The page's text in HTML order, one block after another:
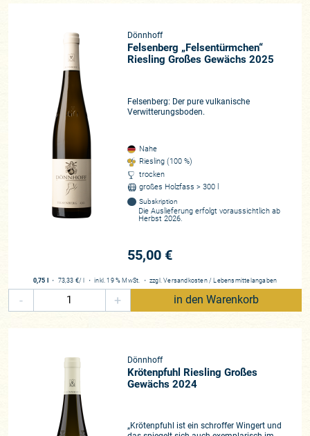
Dönnhoff
Felsenberg „Felsentürmchen“
Riesling Großes Gewächs 2025
Felsenberg: Der pure vulkanische
Verwitterungsboden.
Nahe
Riesling (100 %)
trocken
großes Holzfass > 300 l
Subskription
Die Auslieferung erfolgt voraussichtlich ab
Herbst 2026.
55,00 €
0,75 l ・ 73,33 €/ l ・inkl. 19 % MwSt. ・ zzgl.Versandkosten / Lebensmittelangaben
- + in den Warenkorb
Dönnhoff
Krötenpfuhl Riesling Großes
Gewächs 2024
„Krötenpfuhl ist ein schroffer Wingert und